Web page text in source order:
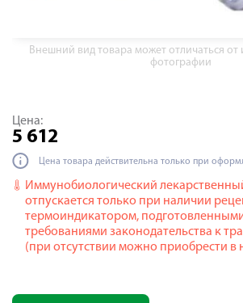
Внешний вид товара может отличаться от
фотографии
Цена:
5 612
Цена товара действительна только при
Иммунобиологический
отпускается только при наличии
термоиндикатором, подготовленными
требованиями законодательства к
(при отсутствии можно приобрести в